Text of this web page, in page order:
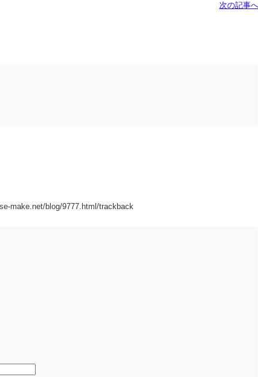
次の記事へ
make.net/blog/9777.html/trackback